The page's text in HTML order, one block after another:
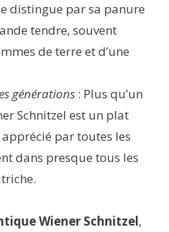
distingue par sa panure
tendre, souvent
de terre et d’une
générations : Plus qu’un
Schnitzel est un plat
par toutes les
dans presque tous les
Wiener Schnitzel,